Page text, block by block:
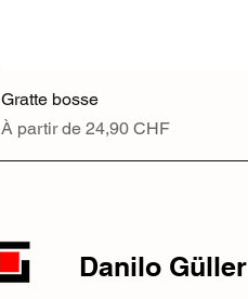
Gratte bosse
À partir de 24,90 CHF
Prix promotionnel
Danilo Güller